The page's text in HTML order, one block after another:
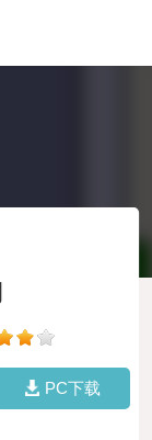
PC下载